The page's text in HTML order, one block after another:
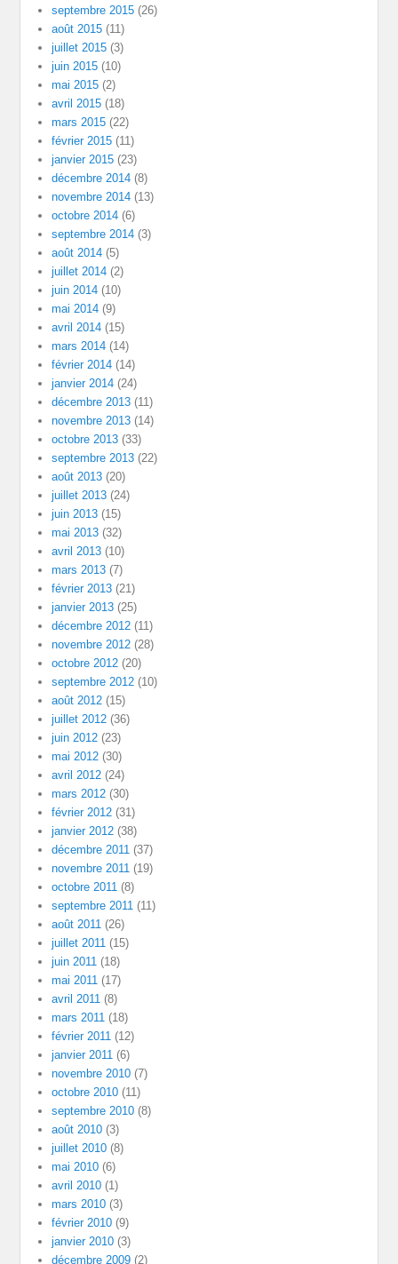
septembre 2015 (26)
août 2015 (11)
juillet 2015 (3)
juin 2015 (10)
mai 2015 (2)
avril 2015 (18)
mars 2015 (22)
février 2015 (11)
janvier 2015 (23)
décembre 2014 (8)
novembre 2014 (13)
octobre 2014 (6)
septembre 2014 (3)
août 2014 (5)
juillet 2014 (2)
juin 2014 (10)
mai 2014 (9)
avril 2014 (15)
mars 2014 (14)
février 2014 (14)
janvier 2014 (24)
décembre 2013 (11)
novembre 2013 (14)
octobre 2013 (33)
septembre 2013 (22)
août 2013 (20)
juillet 2013 (24)
juin 2013 (15)
mai 2013 (32)
avril 2013 (10)
mars 2013 (7)
février 2013 (21)
janvier 2013 (25)
décembre 2012 (11)
novembre 2012 (28)
octobre 2012 (20)
septembre 2012 (10)
août 2012 (15)
juillet 2012 (36)
juin 2012 (23)
mai 2012 (30)
avril 2012 (24)
mars 2012 (30)
février 2012 (31)
janvier 2012 (38)
décembre 2011 (37)
novembre 2011 (19)
octobre 2011 (8)
septembre 2011 (11)
août 2011 (26)
juillet 2011 (15)
juin 2011 (18)
mai 2011 (17)
avril 2011 (8)
mars 2011 (18)
février 2011 (12)
janvier 2011 (6)
novembre 2010 (7)
octobre 2010 (11)
septembre 2010 (8)
août 2010 (3)
juillet 2010 (8)
mai 2010 (6)
avril 2010 (1)
mars 2010 (3)
février 2010 (9)
janvier 2010 (3)
décembre 2009 (2)